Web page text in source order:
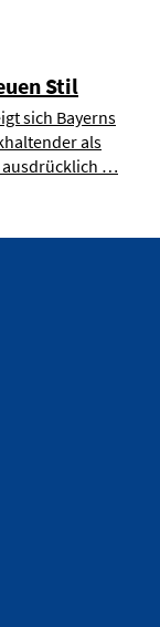
Stil
sich Bayerns
als
ausdrücklich …